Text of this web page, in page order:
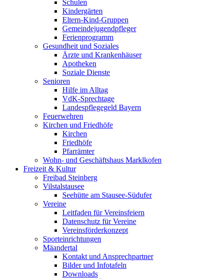
Schulen
Kindergärten
Eltern-Kind-Gruppen
Gemeindejugendpfleger
Ferienprogramm
Gesundheit und Soziales
Ärzte und Krankenhäuser
Apotheken
Soziale Dienste
Senioren
Hilfe im Alltag
VdK-Sprechtage
Landespflegegeld Bayern
Feuerwehren
Kirchen und Friedhöfe
Kirchen
Friedhöfe
Pfarrämter
Wohn- und Geschäftshaus Marklkofen
Freizeit & Kultur
Freibad Steinberg
Vilstalstausee
Seehütte am Stausee-Südufer
Vereine
Leitfaden für Vereinsfeiern
Datenschutz für Vereine
Vereinsförderkonzept
Sporteinrichtungen
Mäandertal
Kontakt und Ansprechpartner
Bilder und Infotafeln
Downloads